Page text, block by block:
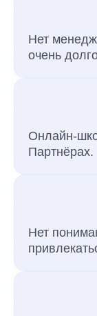
Нет
очень
Онлайн-
Партнёрах.
Нет